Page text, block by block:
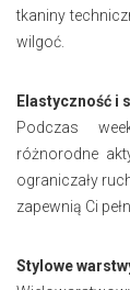
tkaniny
wilgoć.
Elastyczność i
Podczas
różnorodne
ograniczały
zapewnią Ci
Stylowe